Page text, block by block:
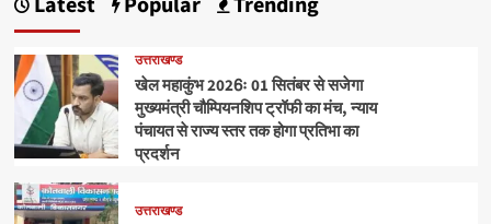
उत्तराखण्ड
खेल महाकुंभ 2026ः 01 सितंबर से सजेगा
मुख्यमंत्री चौम्पियनशिप ट्रॉफी का मंच, न्याय
पंचायत से राज्य स्तर तक होगा प्रतिभा का
प्रदर्शन
उत्तराखण्ड